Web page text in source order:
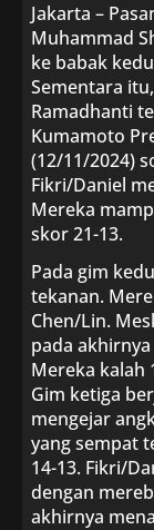
Jakarta –
Muhammad
ke babak
Sementara
Ramadhanti
Kumamoto
(12/11/2024)
Fikri/Daniel
Mereka
skor 21-13.
Pada gim
tekanan.
Chen/Lin.
pada
Mereka kalah
Gim ketiga
mengejar
yang sempat
14-13. Fikri/
dengan
akhirnya